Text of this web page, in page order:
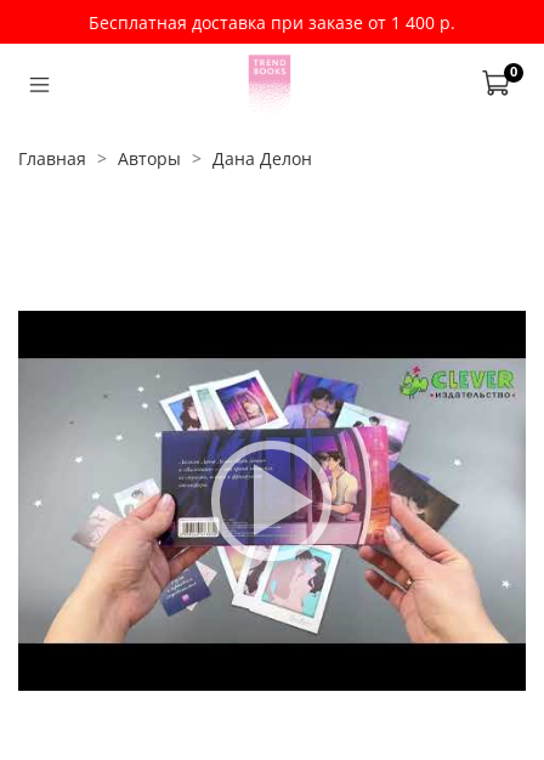
Бесплатная доставка при заказе от 1 400 р.
0
Главная Авторы Дана Делон